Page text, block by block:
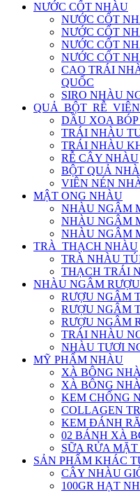
NƯỚC CỐT NHÀU
NƯỚC CỐT
NƯỚC CỐT
NƯỚC CỐT
NƯỚC CỐT
CAO TRÁI
QUỐC
SIRO NHÀU
DẦU XOA
TRÁI NHÀU
TRÁI NHÀU
RỄ CÂY NHÀU
BỘT QUẢ
VIÊN NÉN
MẬT ONG NHÀU
NHÀU NGÂM
NHÀU NGÂM
NHÀU NGÂM
TRÀ_THẠCH NHÀU
TRÀ NHÀU
THẠCH TRÁI
NHÀU NGÂM
RƯỢU NGÂM
RƯỢU NGÂM
RƯỢU NGÂM
TRÁI NHÀU
NHÀU TƯƠI
MỸ PHẨM NHÀU
XÀ BÔNG
XÀ BÔNG
KEM CHỐNG
COLLAGEN
KEM ĐÁNH
02 BÁNH XÀ
SỮA RỬA
SẢN PHẨM KHÁC
CÂY NHÀU
100GR HẠT